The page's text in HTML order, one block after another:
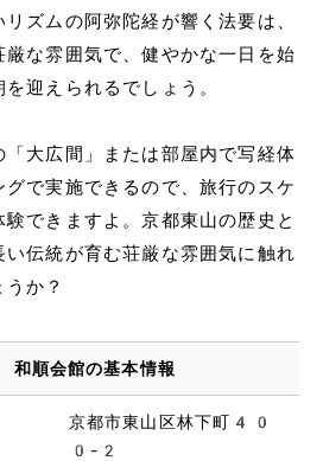
ズムの阿弥陀経が響く法要は、
厳な雰囲気で、健やかな一日を始
迎えられるでしょう。
「大広間」または部屋内で写経体
で実施できるので、旅行のスケ
できますよ。京都東山の歴史と
い伝統が育む荘厳な雰囲気に触れ
か？
順会館の基本情報
京都市東山区林下町40
0-2